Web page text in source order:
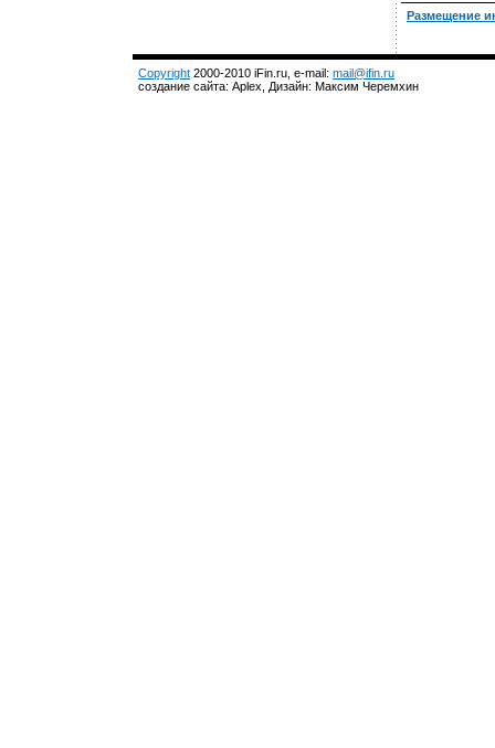
Размещение
Copyright 2000-2010 iFin.ru, e-mail: mail@ifin.ru
создание сайта: Aplex, Дизайн: Максим Черемхин